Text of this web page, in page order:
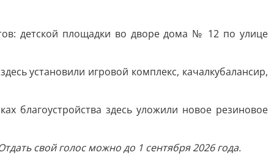
детской площадки во дворе дома № 12 по улице
установили игровой комплекс, качалкубалансир,
благоустройства здесь уложили новое резиновое
свой голос можно до 1 сентября 2026 года.